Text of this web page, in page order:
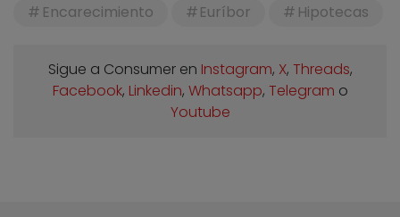
Encarecimiento Euríbor Hipotecas
Sigue a Consumer en Instagram, X, Threads,
Facebook, Linkedin, Whatsapp, Telegram o
Youtube